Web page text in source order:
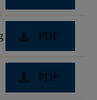
download PDF
download PDF